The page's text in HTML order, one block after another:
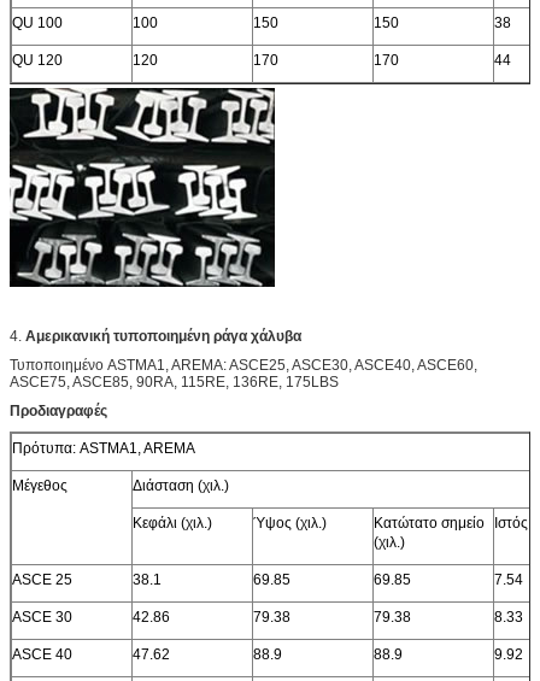
QU 100 100 150 150 38
QU 120 120 170 170 44
4. Αμερικανική τυποποιημένη ράγα χάλυβα
Τυποποιημένο ASTMA1, AREMA: ASCE25, ASCE30, ASCE40, ASCE60,
ASCE75, ASCE85, 90RA, 115RE, 136RE, 175LBS
Προδιαγραφές
Πρότυπα: ASTMA1, AREMA
Μέγεθος Διάσταση (χιλ.)
Κεφάλι (χιλ.) Ύψος (χιλ.)
Κατώτατο σημείο
(χιλ.)
Ιστός
ASCE 25 38.1 69.85 69.85 7.54
ASCE 30 42.86 79.38 79.38 8.33
ASCE 40 47.62 88.9 88.9 9.92